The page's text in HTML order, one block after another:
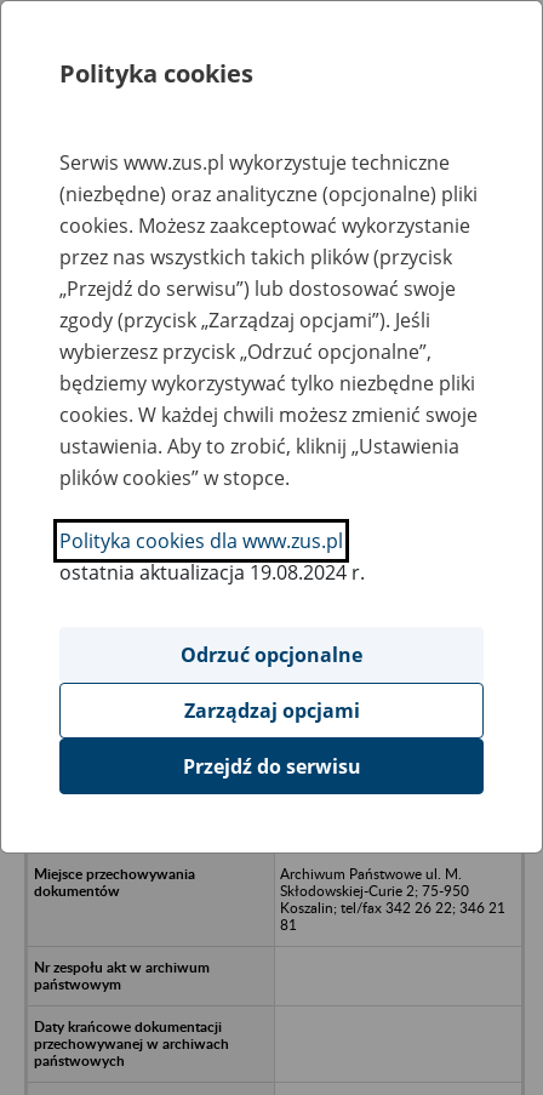
Rejestry, ewidencje i archiwa
Baza zlikwidowanych lub
przekształconych zakładów pracy
Nazwa zakładu pracy:
SZUKAJ
Ukryj wszystkie pozycje bazy
Ośrodek Wypoczynkowy
Archiwum Państwowe ul. M.
Skłodowskiej-Curie 2; 75-950
Koszalin; tel/fax 342 26 22; 346 21
81
Polityka cookies
Serwis www.zus.pl wykorzystuje techniczne
(niezbędne) oraz analityczne (opcjonalne) pliki
cookies. Możesz zaakceptować wykorzystanie
przez nas wszystkich takich plików (przycisk
„Przejdź do serwisu”) lub dostosować swoje
zgody (przycisk „Zarządzaj opcjami”). Jeśli
wybierzesz przycisk „Odrzuć opcjonalne”,
będziemy wykorzystywać tylko niezbędne pliki
cookies. W każdej chwili możesz zmienić swoje
ustawienia. Aby to zrobić, kliknij „Ustawienia
plików cookies” w stopce.
Polityka cookies dla www.zus.pl
ostatnia aktualizacja 19.08.2024 r.
Odrzuć opcjonalne
Zarządzaj opcjami
Przejdź do serwisu